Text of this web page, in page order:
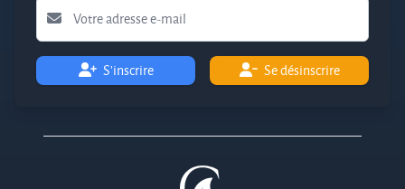
S'inscrire Se désinscrire